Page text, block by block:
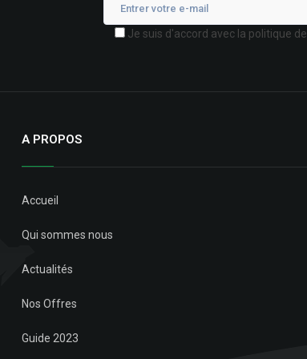
Je suis d'accord avec la politique de
A PROPOS
Accueil
Qui sommes nous
Actualités
Nos Offres
Guide 2023